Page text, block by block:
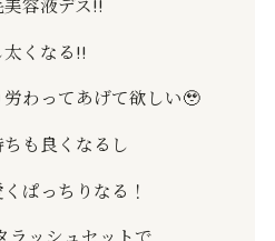
くなる‼️
わってあげて欲しい🥹
も良くなるし
ぱっちりなる！
ラッシュセットで